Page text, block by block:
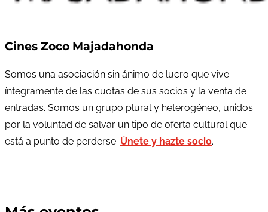
Cines Zoco Majadahonda
Somos una asociación sin ánimo de lucro que vive
íntegramente de las cuotas de sus socios y la venta de
entradas. Somos un grupo plural y heterogéneo, unidos
por la voluntad de salvar un tipo de oferta cultural que
está a punto de perderse. Únete y hazte socio.